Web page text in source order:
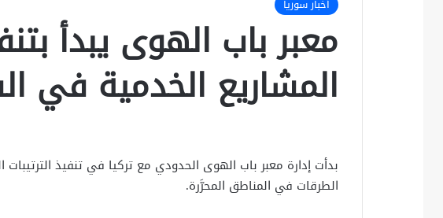
أخبار سوريا
معبر باب الهوى يبدأ
المشاريع الخدمية في
بدأت إدارة معبر باب الهوى الحدودي مع تركيا في تنفيذ
الطرقات في المناطق المحرَّرة.